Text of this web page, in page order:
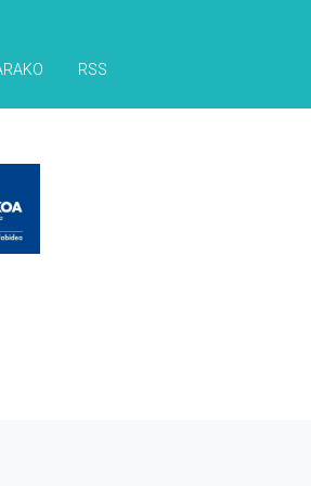
RSS